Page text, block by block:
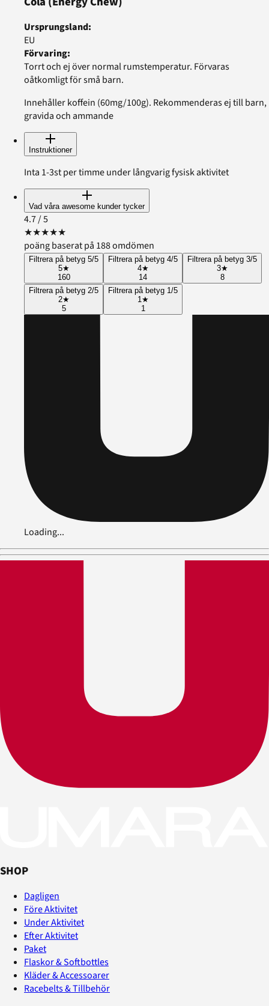
Ursprungsland:
EU
Förvaring:
Torrt och ej över normal rumstemperatur. Förvaras
oåtkomligt för små barn.
Innehåller koffein (60mg/100g). Rekommenderas ej till barn,
gravida och ammande
Instruktioner
Inta 1-3st per timme under långvarig fysisk aktivitet
Vad våra awesome kunder tycker
4.7/ 5
★★★★★
poäng baserat på 188 omdömen
Filtrera på betyg 5/5
5★
160
Filtrera på betyg 4/5
4★
14
Filtrera på betyg 3/5
3★
8
Filtrera på betyg 2/5
2★
5
Filtrera på betyg 1/5
1★
1
Loading...
SHOP
Dagligen
Före Aktivitet
Under Aktivitet
Efter Aktivitet
Paket
Flaskor & Softbottles
Kläder & Accessoarer
Racebelts & Tillbehör